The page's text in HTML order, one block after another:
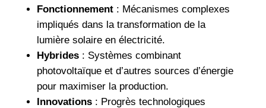
Fonctionnement: Mécanismes complexes
impliqués dans la transformation de la
lumière solaire en électricité.
Hybrides: Systèmes combinant
photovoltaïque et d’autres sources d’énergie
pour maximiser la production.
Innovations: Progrès technologiques